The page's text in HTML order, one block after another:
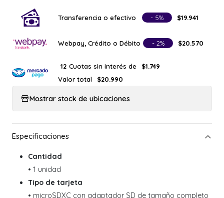
Transferencia o efectivo - 5% $19.941
Webpay, Crédito o Débito - 2% $20.570
12 Cuotas sin interés de
$1.749
Valor total
$20.990
Mostrar stock de ubicaciones
Cantidad
• 1 unidad
Tipo de tarjeta
• microSDXC con adaptador SD de tamaño completo